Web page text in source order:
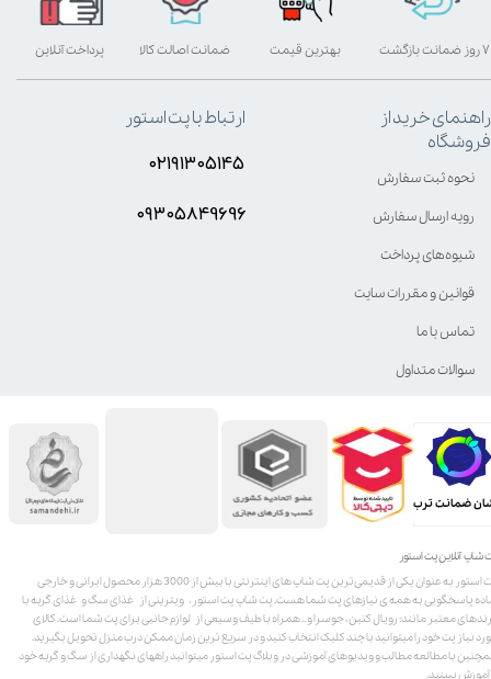
شاپ آنلاین پت استور
پت استور به عنوان یکی از قدیمی‌ترین پت شاپ های اینترنتی با بیش از 3000 هزار محصول ایرانی و خارجی
پاسخگویی به همه ی نیازهای پت شما هست. پت شاپ پت استور، ویترینی از غذای سگ و غذای گربه با
معتبر مانند: رویال کنین، جوسرا و .. همراه با طیف وسیعی از لوازم جانبی برای پت شما است. کالای
نیاز پت خود را میتوانید با چند کلیک انتخاب کنید و در سریع ترین زمان ممکن درب منزل تحویل بگیرید.
با مطالعه مطالب و ویدیوهای آموزشی در وبلاگ پت استور میتوانید راههای نگهداری از سگ و گربه خود
آموزش ببینید.
ضمانت ترب
بهترین قیمت پرداخت آنلاین ۷ روز ضمانت بازگشت ضمانت اصالت کالا
راهنمای خرید از
فروشگاه
نحوه ثبت سفارش
رویه ارسال سفارش
شیوه‌های پرداخت
قوانین و مقررات سایت
تماس با ما
سوالات متداول
ارتباط با پت استور
۰۲۱۹۱۳۰۵۱۴۵
۰۹۳۰۵8۴9696